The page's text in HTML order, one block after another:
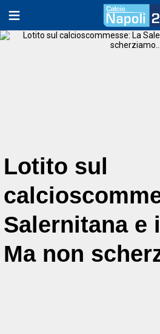
Lotito sul
Salernitana e
Ma non